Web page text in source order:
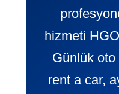
hizmeti
Günlük oto
rent a car,